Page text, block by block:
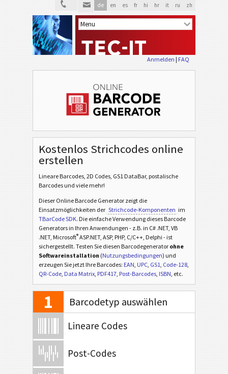
de en es fr hi hr it ru zh
Anmelden | FAQ
Kostenlos Strichcodes online
erstellen
Lineare Barcodes, 2D Codes, GS1 DataBar, postalische
Barcodes und viele mehr!
Dieser Online Barcode Generator zeigt die
Einsatzmöglichkeiten der Strichcode-Komponenten im
TBarCode SDK. Die einfache Verwendung dieses Barcode
Generators in Ihren Anwendungen - z.B. in C# .NET, VB
.NET, Microsoft®ASP.NET, ASP, PHP, C/C++, Delphi - ist
sichergestellt. Testen Sie diesen Barcodegenerator ohne
Softwareinstallation (Nutzungsbedingungen) und
erzeugen Sie jetzt Ihre Barcodes: EAN, UPC, GS1, Code-128,
QR-Code, Data Matrix, PDF417, Post-Barcodes, ISBN, etc.
1 Barcodetyp auswählen
Lineare Codes
Post-Codes